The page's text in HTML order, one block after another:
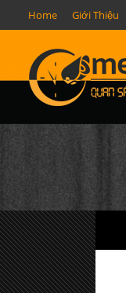
Home Giới Thiệu